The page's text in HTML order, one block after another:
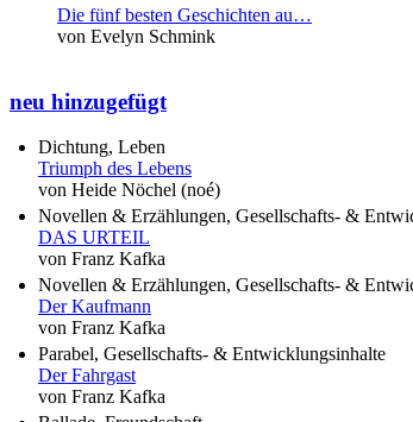
Die fünf besten Geschichten au…
von Evelyn Schmink
neu hinzugefügt
Dichtung, Leben
Triumph des Lebens
von Heide Nöchel (noé)
Novellen & Erzählungen, Gesellschafts- &
DAS URTEIL
von Franz Kafka
Novellen & Erzählungen, Gesellschafts- &
Der Kaufmann
von Franz Kafka
Parabel, Gesellschafts- & Entwicklungsinhalte
Der Fahrgast
von Franz Kafka